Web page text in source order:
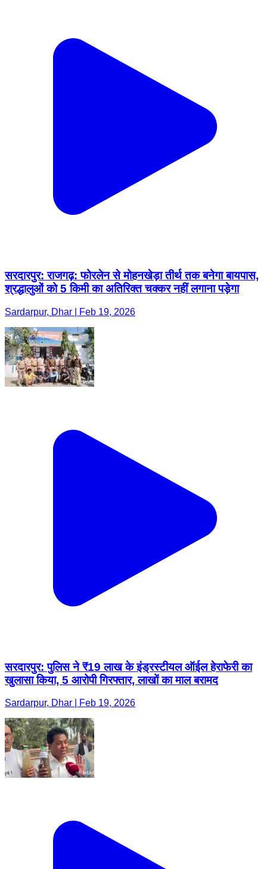
सरदारपुर: राजगढ़: फोरलेन से मोहनखेड़ा तीर्थ तक बनेगा बायपास,
श्रद्धालुओं को 5 किमी का अतिरिक्त चक्कर नहीं लगाना पड़ेगा
Sardarpur, Dhar | Feb 19, 2026
सरदारपुर: पुलिस ने ₹19 लाख के इंड्रस्टीयल ऑईल हेराफेरी का
खुलासा किया, 5 आरोपी गिरफ्तार, लाखों का माल बरामद
Sardarpur, Dhar | Feb 19, 2026